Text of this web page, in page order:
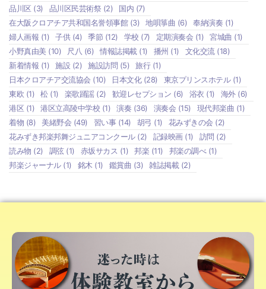
品川区 (3) 品川区民芸術祭 (2) 国内 (7)
在大阪クロアチア共和国名誉領事館(3) 地唄箏曲 (6) 奉納演奏 (1)
婦人画報 (1) 子供(4) 季節 (12) 学校 (7) 定期演奏会 (1) 宮城曲 (1)
小野真由美 (10) 尺八 (6) 情報誌掲載(1) 播州 (1) 文化交流(18)
新着情報 (1) 施設 (2) 施設訪問 (5) 旅行(1)
日本クロアチア交流協会 (10) 日本文化(28) 東京プリンスホテル(1)
東欧 (1) 松(1) 楽歌踊謡(2) 歓迎レセプション (6) 浴衣 (1) 海外(6)
港区 (1) 港区立高陵中学校 (1) 演奏 (36) 演奏会 (15) 現代邦楽曲 (1)
着物 (8) 美緒野会 (49) 習い事(14) 胡弓 (1) 花みずきの会 (2)
花みずき邦楽邦舞ジュニアコンクール(2) 記録映画(1) 訪問 (2)
読み物 (2) 調弦(1) 赤坂サカス (1) 邦楽 (11) 邦楽の調べ(1)
邦楽ジャーナル(1) 銘木 (1) 鑑賞曲 (3) 雑誌掲載(2)